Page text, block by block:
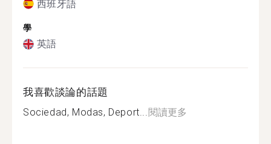
西班牙語
學
英語
我喜歡談論的話題
Sociedad, Modas, Deport...閱讀更多